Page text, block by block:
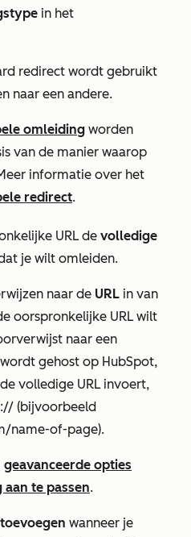
in het
redirect wordt gebruikt
naar een andere.
omleiding worden
van de manier waarop
informatie over het
redirect.
URL de volledige
je wilt omleiden.
naar de URL in van
oorspronkelijke URL wilt
naar een
gehost op HubSpot,
volledige URL invoert,
(bijvoorbeeld
name-of-page).
geavanceerde opties
te passen.
wanneer je